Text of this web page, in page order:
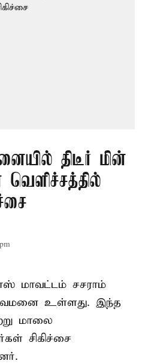
திடீர் மின்
மாவட்டம் சசராம்
உள்ளது. இந்த
மாலை
சிகிச்சை